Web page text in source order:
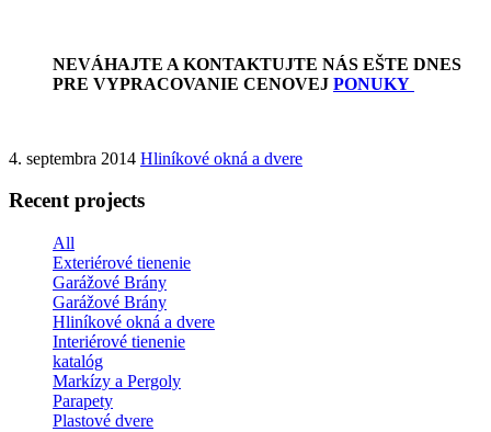
NEVÁHAJTE A KONTAKTUJTE NÁS EŠTE DNES
PRE VYPRACOVANIE CENOVEJ PONUKY
4. septembra 2014 Hliníkové okná a dvere
Recent projects
All
Exteriérové tienenie
Garážové Brány
Garážové Brány
Hliníkové okná a dvere
Interiérové tienenie
katalóg
Markízy a Pergoly
Parapety
Plastové dvere